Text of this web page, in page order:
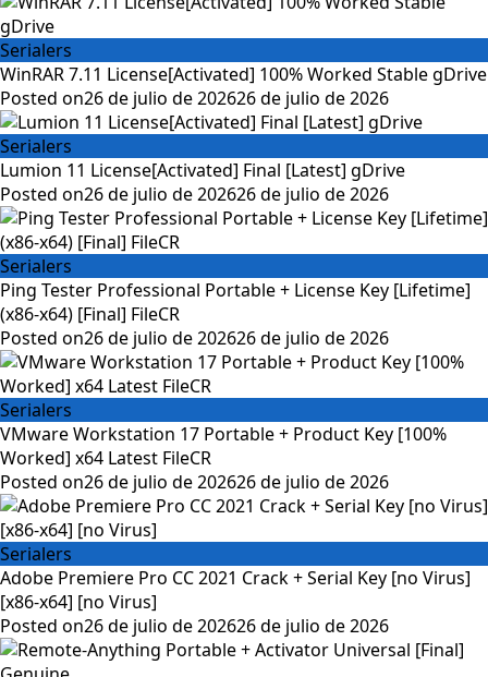
Serialers
WinRAR 7.11 License[Activated] 100% Worked Stable gDrive
Posted on26 de julio de 202626 de julio de 2026
Serialers
Lumion 11 License[Activated] Final [Latest] gDrive
Posted on26 de julio de 202626 de julio de 2026
Serialers
Ping Tester Professional Portable + License Key [Lifetime]
(x86-x64) [Final] FileCR
Posted on26 de julio de 202626 de julio de 2026
Serialers
VMware Workstation 17 Portable + Product Key [100%
Worked] x64 Latest FileCR
Posted on26 de julio de 202626 de julio de 2026
Serialers
Adobe Premiere Pro CC 2021 Crack + Serial Key [no Virus]
[x86-x64] [no Virus]
Posted on26 de julio de 202626 de julio de 2026